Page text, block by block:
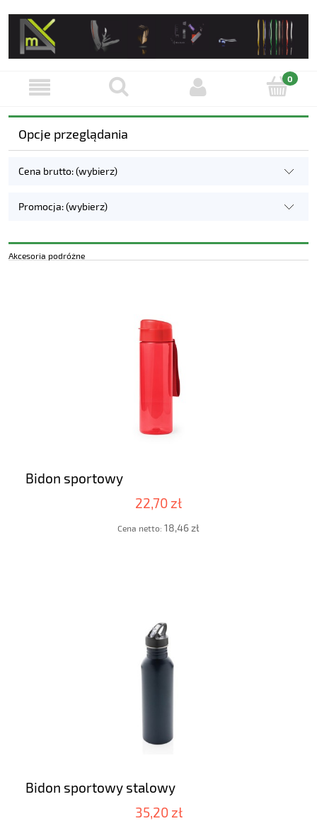
Opcje przeglądania
Cena brutto: (wybierz)
Promocja: (wybierz)
Akcesoria podróżne
Bidon sportowy
22,70 zł
Cena netto: 18,46 zł
Bidon sportowy stalowy
35,20 zł